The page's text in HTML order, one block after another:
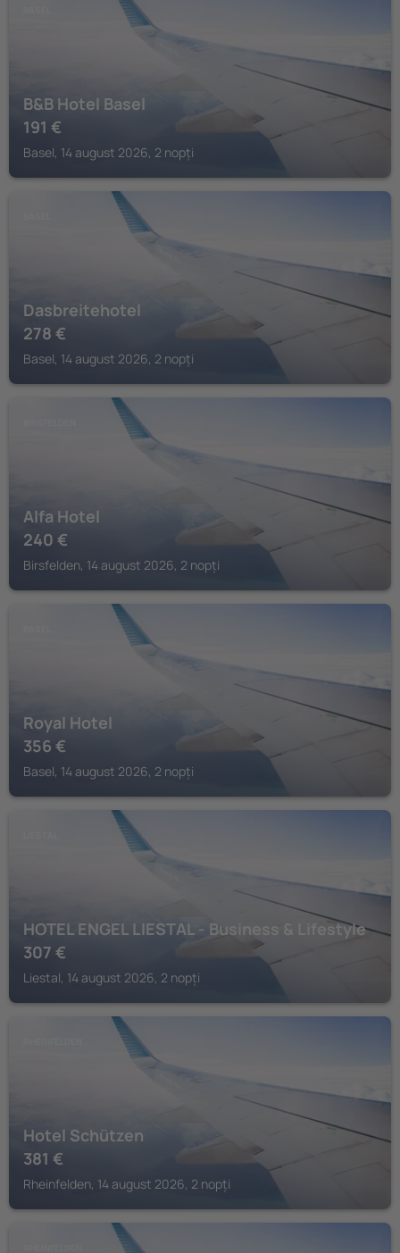
B&B Hotel Basel
191 €
Basel, 14 august 2026, 2 nopți
Dasbreitehotel
278 €
Basel, 14 august 2026, 2 nopți
Alfa Hotel
240 €
Birsfelden, 14 august 2026, 2 nopți
Royal Hotel
356 €
Basel, 14 august 2026, 2 nopți
HOTEL ENGEL LIESTAL - Business & Lifestyle
307 €
Liestal, 14 august 2026, 2 nopți
Hotel Schützen
381 €
Rheinfelden, 14 august 2026, 2 nopți